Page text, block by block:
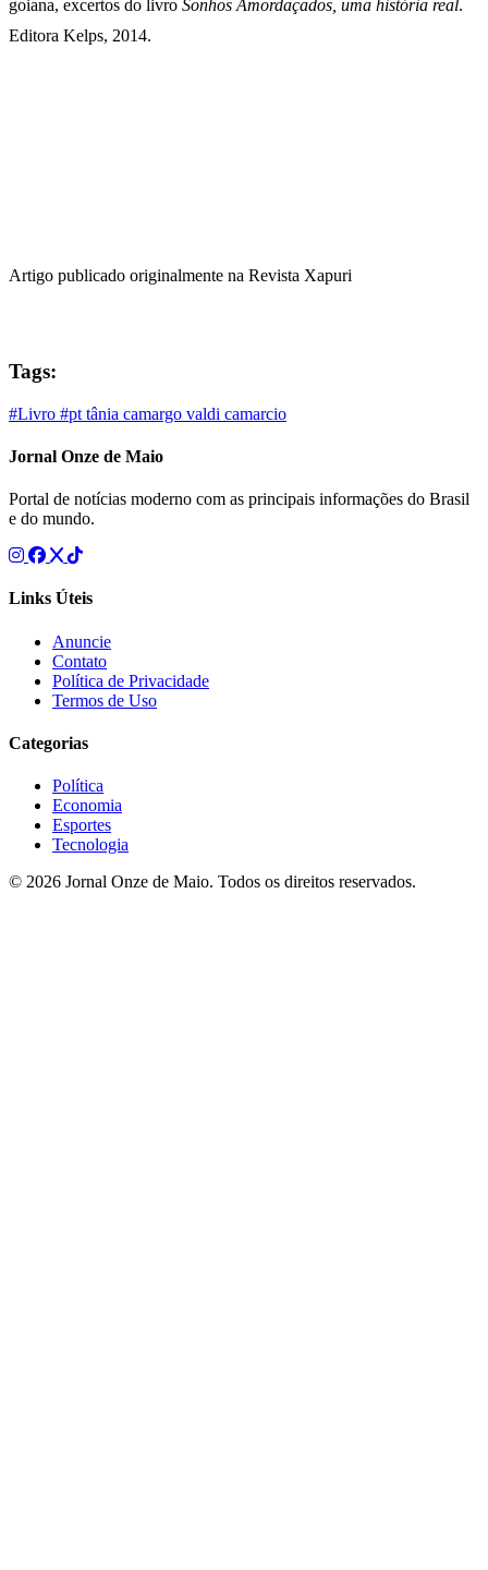
goiana, excertos do livro Sonhos Amordaçados, uma história real.
Editora Kelps, 2014.
Artigo publicado originalmente na Revista Xapuri
Tags:
#Livro #pt tânia camargo valdi camarcio
Jornal Onze de Maio
Portal de notícias moderno com as principais informações do Brasil
e do mundo.
Links Úteis
Anuncie
Contato
Política de Privacidade
Termos de Uso
Categorias
Política
Economia
Esportes
Tecnologia
© 2026 Jornal Onze de Maio. Todos os direitos reservados.